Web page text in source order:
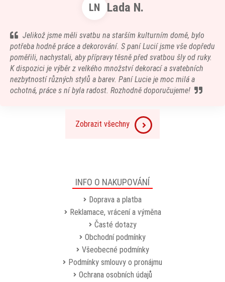
LN Lada N.
Jelikož jsme měli svatbu na starším kulturním domě, bylo
potřeba hodně práce a dekorování. S paní Lucií jsme vše dopředu
poměřili, nachystali, aby přípravy těsně před svatbou šly od ruky.
K dispozici je výběr z velkého množství dekorací a svatebních
nezbytností různých stylů a barev. Paní Lucie je moc milá a
ochotná, práce s ní byla radost. Rozhodně doporučujeme!
Zobrazit všechny
INFO O NAKUPOVÁNÍ
Doprava a platba
Reklamace, vrácení a výměna
Časté dotazy
Obchodní podmínky
Všeobecné podmínky
Podmínky smlouvy o pronájmu
Ochrana osobních údajů